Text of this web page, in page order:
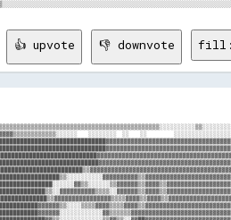
👍 upvote 👎 downvote fill: